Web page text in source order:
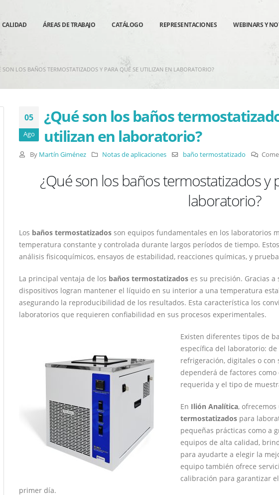
CALIDAD ÁREAS DE TRABAJO CATÁLOGO REPRESENTACIONES WEBINARS Y
SON LOS BAÑOS TERMOSTATIZADOS Y PARA QUÉ SE UTILIZAN EN LABORATORIO?
05
Ago
¿Qué son los baños
utilizan en laboratorio?
By Martín Giménez Notas de aplicaciones baño termostatizado
¿Qué son los baños termostatizados y
laboratorio?
Los baños termostatizados son equipos fundamentales en los laboratorios
temperatura constante y controlada durante largos períodos de tiempo.
análisis fisicoquímicos, ensayos de estabilidad, reacciones químicas, y
La principal ventaja de los baños termostatizados es su precisión. Gracias
dispositivos logran mantener el líquido en su interior a una temperatura
asegurando la reproducibilidad de los resultados. Esta característica los
laboratorios que requieren confiabilidad en sus procesos experimentales.
Existen diferentes tipos de
específica del laboratorio:
refrigeración, digitales o con
dependerá de factores
requerida y el tipo de
En Ilión Analítica,
termostatizados para
pequeñas prácticas como a
equipos de alta calidad,
para ayudarte a elegir la
equipo también ofrece
calibración para garantizar
primer día.